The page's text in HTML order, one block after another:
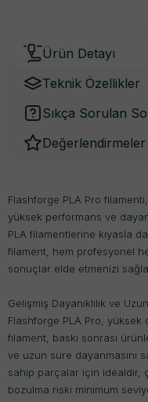
Ürün Detayı
Teknik Özellikler
Sıkça Sorulan
Değerlendirmeler
Flashforge PLA Pro filamenti,
yüksek performans ve
PLA filamentlerine kıyasla
filament, hem profesyonel
sonuçlar elde etmenizi
Gelişmiş Dayanıklılık ve
Flashforge PLA Pro, yüksek
filament, baskı sonrası
ve uzun süre dayanmasını
sahip parçalar için idealdir,
bozulma riski minimum